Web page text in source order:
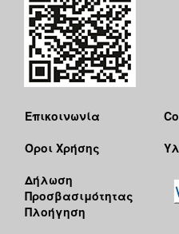
Επικοινωνία
Όροι Χρήσης
Δήλωση
Προσβασιμότητας
Πλοήγηση